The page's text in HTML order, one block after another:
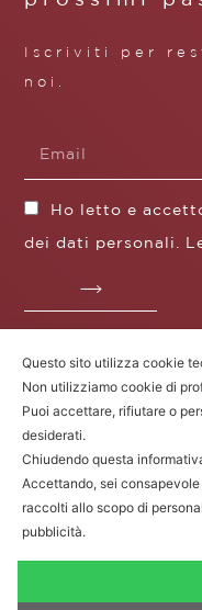
Iscriviti per
noi.
Ho letto e
dei dati personali.
Operazione /
Toscana 2014-2020
Questo sito utilizza cookie
Non utilizziamo cookie di
Puoi accettare, rifiutare o
desiderati.
Chiudendo questa
Accettando, sei
raccolti allo scopo di
pubblicità.